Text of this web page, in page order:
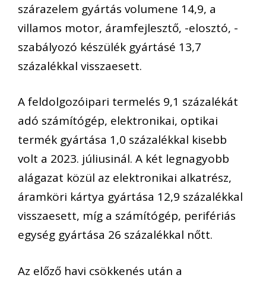
szárazelem gyártás volumene 14,9, a
villamos motor, áramfejlesztő, -elosztó, -
szabályozó készülék gyártásé 13,7
százalékkal visszaesett.
A feldolgozóipari termelés 9,1 százalékát
adó számítógép, elektronikai, optikai
termék gyártása 1,0 százalékkal kisebb
volt a 2023. júliusinál. A két legnagyobb
alágazat közül az elektronikai alkatrész,
áramköri kártya gyártása 12,9 százalékkal
visszaesett, míg a számítógép, perifériás
egység gyártása 26 százalékkal nőtt.
Az előző havi csökkenés után a